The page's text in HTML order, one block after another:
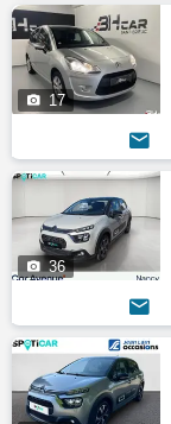
 17

 36
